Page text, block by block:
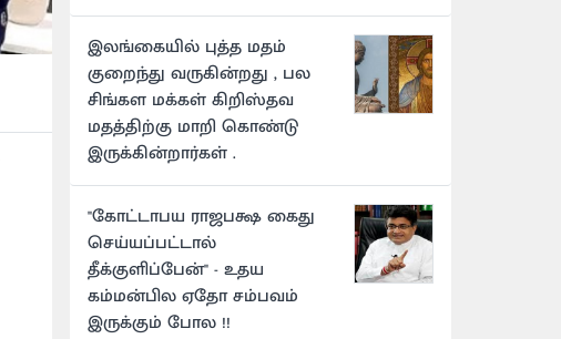
இலங்கையில் புத்த மதம்
குறைந்து வருகின்றது , பல
சிங்கள மக்கள் கிறிஸ்தவ
மதத்திற்கு மாறி கொண்டு
இருக்கின்றார்கள் .
"கோட்டாபய ராஜபக்ஷ கைது
செய்யப்பட்டால்
தீக்குளிப்பேன்" - உதய
கம்மன்பில ஏதோ சம்பவம்
இருக்கும் போல !!